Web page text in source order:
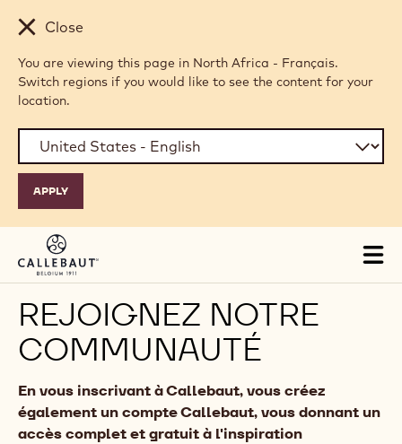
Skip to main content
Close
You are viewing this page in North Africa - Français.
Switch regions if you would like to see the content for your
location.
REJOIGNEZ NOTRE
COMMUNAUTÉ
En vous inscrivant à Callebaut, vous créez
également un compte Callebaut, vous donnant un
accès complet et gratuit à l'inspiration